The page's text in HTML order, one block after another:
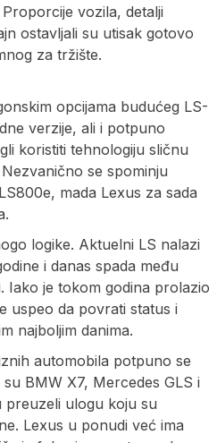
vozila, detalji
ostavljali su utisak gotovo
za tržište.
opcijama budućeg LS-
verzije, ali i potpuno
koristiti tehnologiju sličnu
se spominju
mada Lexus za sada
logike. Aktuelni LS nalazi
i danas spada među
Iako je tokom godina prolazio
uspeo da povrati status i
najboljim danima.
automobila potpuno se
BMW X7, Mercedes GLS i
preuzeli ulogu koju su
Lexus u ponudi već ima